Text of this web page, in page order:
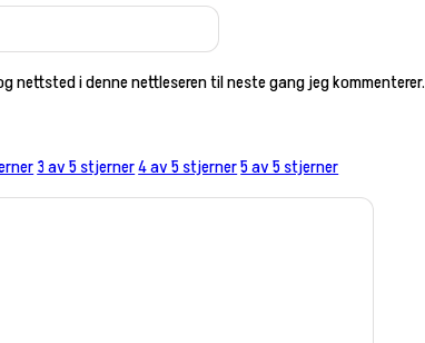
nettsted i denne nettleseren til neste gang jeg kommenterer.
3 av 5 stjerner4 av 5 stjerner5 av 5 stjerner